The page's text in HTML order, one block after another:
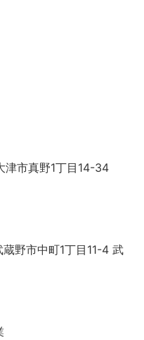
市真野1丁目14-34
野市中町1丁目11-4 武